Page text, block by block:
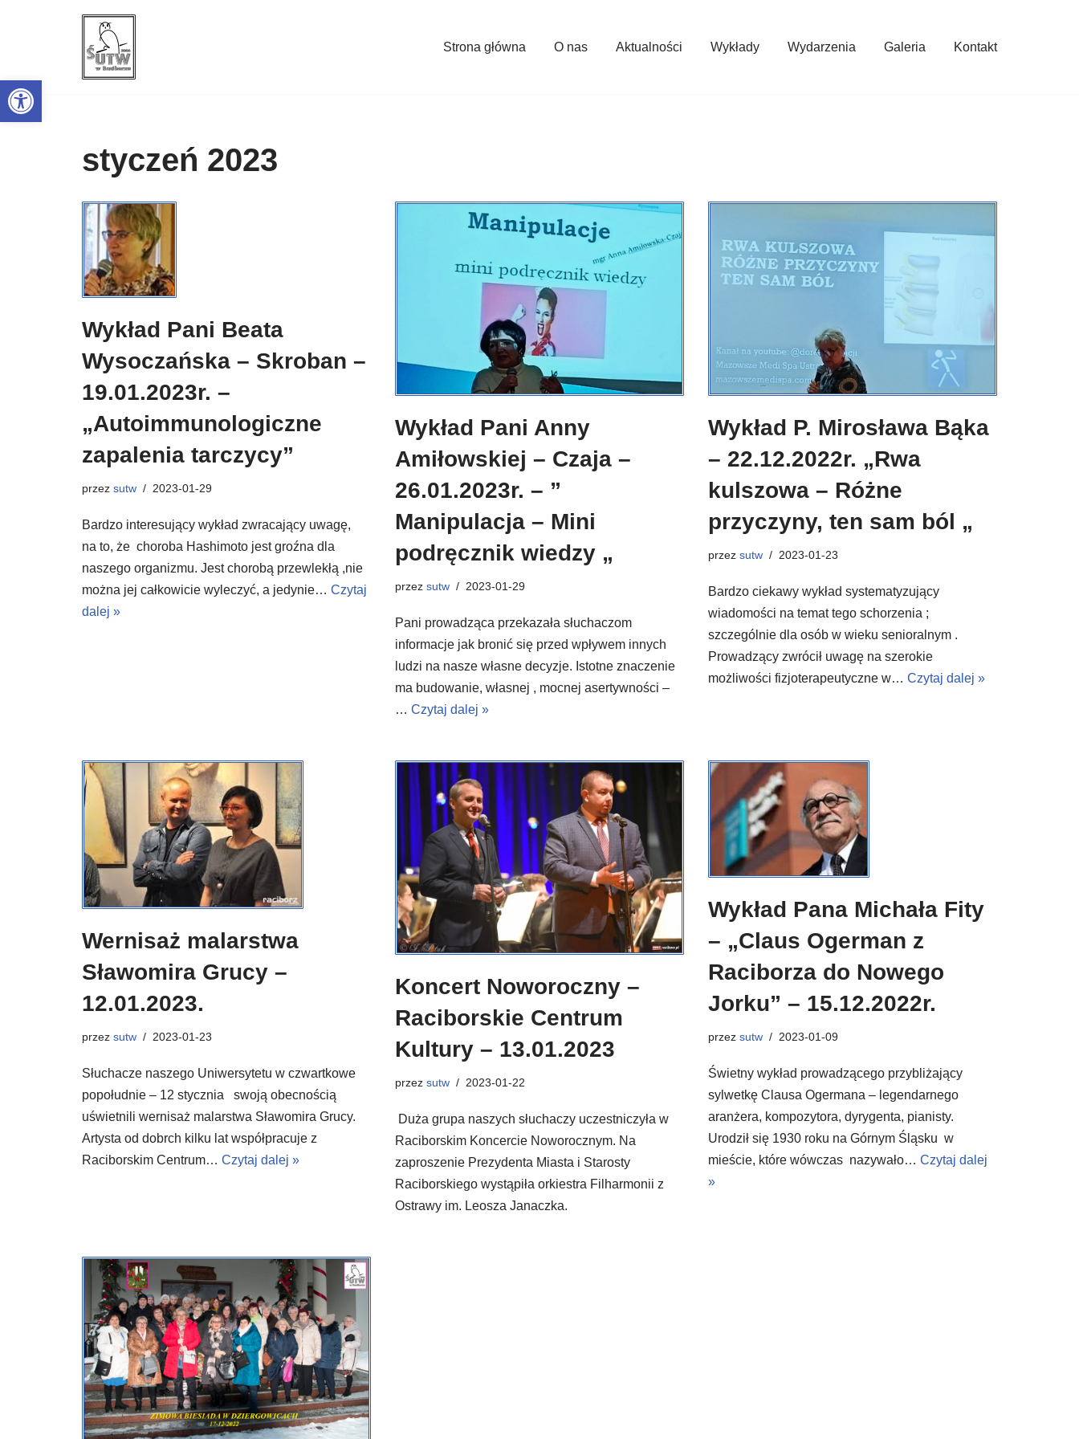
Open toolbar
treści
Strona główna O nas Aktualności Wykłady Wydarzenia Galeria Kontakt
styczeń 2023
Wykład Pani Beata
Wysoczańska – Skroban –
19.01.2023r. –
„Autoimmunologiczne
zapalenia tarczycy”
przez sutw 2023-01-29
Bardzo interesujący wykład zwracający uwagę,
na to, że choroba Hashimoto jest groźna dla
naszego organizmu. Jest chorobą przewlekłą ,nie
można jej całkowicie wyleczyć, a jedynie… Czytaj
dalej »
Wykład Pani Anny
Amiłowskiej – Czaja –
26.01.2023r. – ”
Manipulacja – Mini
podręcznik wiedzy „
przez sutw 2023-01-29
Pani prowadząca przekazała słuchaczom
informacje jak bronić się przed wpływem innych
ludzi na nasze własne decyzje. Istotne znaczenie
ma budowanie, własnej , mocnej asertywności –
… Czytaj dalej »
Wykład P. Mirosława Bąka
– 22.12.2022r. „Rwa
kulszowa – Różne
przyczyny, ten sam ból „
przez sutw 2023-01-23
Bardzo ciekawy wykład systematyzujący
wiadomości na temat tego schorzenia ;
szczególnie dla osób w wieku senioralnym .
Prowadzący zwrócił uwagę na szerokie
możliwości fizjoterapeutyczne w… Czytaj dalej »
Wernisaż malarstwa
Sławomira Grucy –
12.01.2023.
przez sutw 2023-01-23
Słuchacze naszego Uniwersytetu w czwartkowe
popołudnie – 12 stycznia swoją obecnością
uświetnili wernisaż malarstwa Sławomira Grucy.
Artysta od dobrch kilku lat współpracuje z
Raciborskim Centrum… Czytaj dalej »
Koncert Noworoczny –
Raciborskie Centrum
Kultury – 13.01.2023
przez sutw 2023-01-22
Duża grupa naszych słuchaczy uczestniczyła w
Raciborskim Koncercie Noworocznym. Na
zaproszenie Prezydenta Miasta i Starosty
Raciborskiego wystąpiła orkiestra Filharmonii z
Ostrawy im. Leosza Janaczka.
Wykład Pana Michała Fity
– „Claus Ogerman z
Raciborza do Nowego
Jorku” – 15.12.2022r.
przez sutw 2023-01-09
Świetny wykład prowadzącego przybliżający
sylwetkę Clausa Ogermana – legendarnego
aranżera, kompozytora, dyrygenta, pianisty.
Urodził się 1930 roku na Górnym Śląsku w
mieście, które wówczas nazywało… Czytaj dalej
»